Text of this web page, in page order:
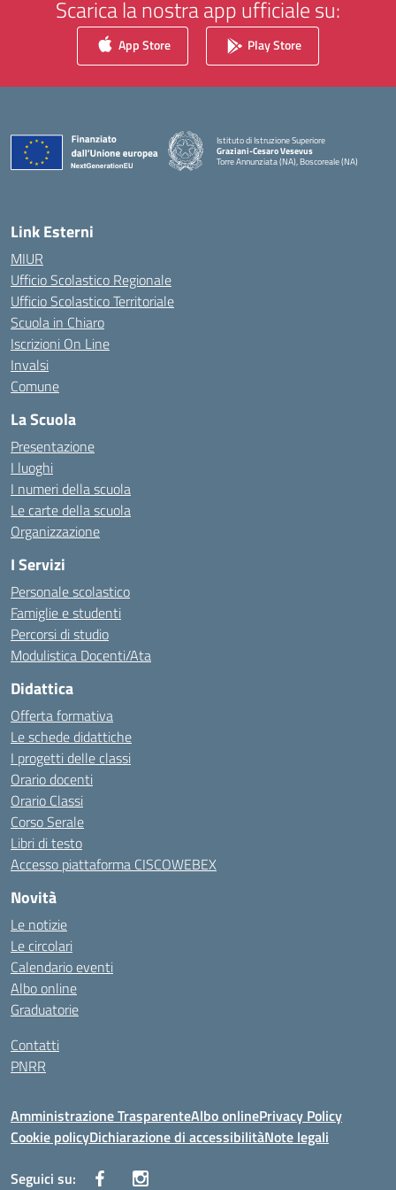
Scarica la nostra app ufficiale su:
App Store Play Store
Istituto di Istruzione Superiore
Graziani-Cesaro Vesevus
Torre Annunziata (NA), Boscoreale (NA)
Link Esterni
MIUR
Ufficio Scolastico Regionale
Ufficio Scolastico Territoriale
Scuola in Chiaro
Iscrizioni On Line
Invalsi
Comune
La Scuola
Presentazione
I luoghi
I numeri della scuola
Le carte della scuola
Organizzazione
I Servizi
Personale scolastico
Famiglie e studenti
Percorsi di studio
Modulistica Docenti/Ata
Didattica
Offerta formativa
Le schede didattiche
I progetti delle classi
Orario docenti
Orario Classi
Corso Serale
Libri di testo
Accesso piattaforma CISCOWEBEX
Novità
Le notizie
Le circolari
Calendario eventi
Albo online
Graduatorie
Contatti
PNRR
Amministrazione TrasparenteAlbo onlinePrivacy Policy
Cookie policyDichiarazione di accessibilitàNote legali
Seguici su: